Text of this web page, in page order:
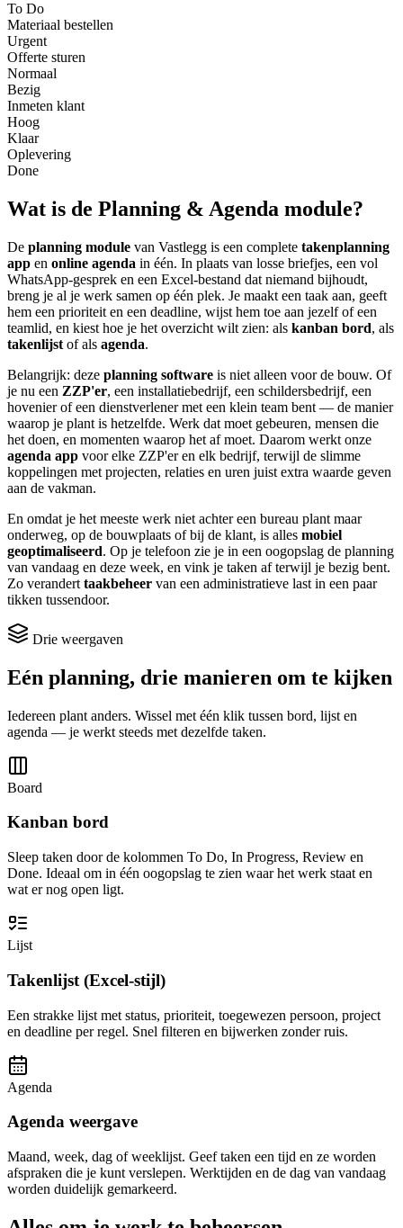
To Do
Materiaal bestellen
Urgent
Offerte sturen
Normaal
Bezig
Inmeten klant
Hoog
Klaar
Oplevering
Done
Wat is de Planning & Agenda module?
De planning module van Vastlegg is een complete takenplanning
app en online agenda in één. In plaats van losse briefjes, een vol
WhatsApp-gesprek en een Excel-bestand dat niemand bijhoudt,
breng je al je werk samen op één plek. Je maakt een taak aan, geeft
hem een prioriteit en een deadline, wijst hem toe aan jezelf of een
teamlid, en kiest hoe je het overzicht wilt zien: als kanban bord, als
takenlijst of als agenda.
Belangrijk: deze planning software is niet alleen voor de bouw. Of
je nu een ZZP'er, een installatiebedrijf, een schildersbedrijf, een
hovenier of een dienstverlener met een klein team bent — de manier
waarop je plant is hetzelfde. Werk dat moet gebeuren, mensen die
het doen, en momenten waarop het af moet. Daarom werkt onze
agenda app voor elke ZZP'er en elk bedrijf, terwijl de slimme
koppelingen met projecten, relaties en uren juist extra waarde geven
aan de vakman.
En omdat je het meeste werk niet achter een bureau plant maar
onderweg, op de bouwplaats of bij de klant, is alles mobiel
geoptimaliseerd. Op je telefoon zie je in een oogopslag de planning
van vandaag en deze week, en vink je taken af terwijl je bezig bent.
Zo verandert taakbeheer van een administratieve last in een paar
tikken tussendoor.
Drie weergaven
Eén planning, drie manieren om te kijken
Iedereen plant anders. Wissel met één klik tussen bord, lijst en
agenda — je werkt steeds met dezelfde taken.
Board
Kanban bord
Sleep taken door de kolommen To Do, In Progress, Review en
Done. Ideaal om in één oogopslag te zien waar het werk staat en
wat er nog open ligt.
Lijst
Takenlijst (Excel-stijl)
Een strakke lijst met status, prioriteit, toegewezen persoon, project
en deadline per regel. Snel filteren en bijwerken zonder ruis.
Agenda
Agenda weergave
Maand, week, dag of weeklijst. Geef taken een tijd en ze worden
afspraken die je kunt verslepen. Werktijden en de dag van vandaag
worden duidelijk gemarkeerd.